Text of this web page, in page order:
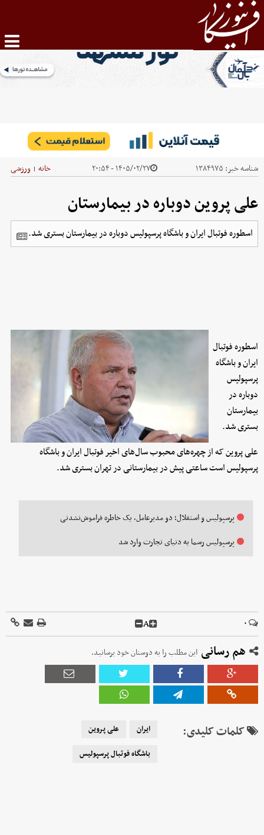
شناسه خبر: ۱۳۸۴۹۷۵ ۱۴۰۵/۰۲/۲۷ - ۲۰:۵۴ خانه | ورزشی
علی‌ پروین دوباره در بیمارستان
اسطوره فوتبال ایران و باشگاه پرسپولیس دوباره در بیمارستان بستری شد.
اسطوره فوتبال
ایران و باشگاه
پرسپولیس
دوباره در
بیمارستان
بستری شد.
علی پروین که از چهره‌های محبوب سال‌های اخیر فوتبال ایران و باشگاه
پرسپولیس است ساعتی پیش در بیمارستانی در تهران بستری شد.
پرسپولیس و استقلال؛ دو مدیرعامل، یک خاطره فراموش‌نشدنی
پرسپولیس رسما به دنیای تجارت وارد شد
۰ A
هم رسانی این مطلب را به دوستان خود برسانید.
کلمات کلیدی: ایران
علی پروین
باشگاه فوتبال پرسپولیس